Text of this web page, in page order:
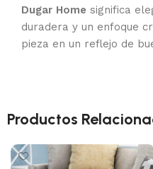
Dugar Home significa
duradera y un enfoque
pieza en un reflejo de
Productos